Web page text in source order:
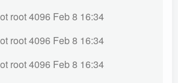
root 4096 Feb 8 16:34
root 4096 Feb 8 16:34
root 4096 Feb 8 16:34